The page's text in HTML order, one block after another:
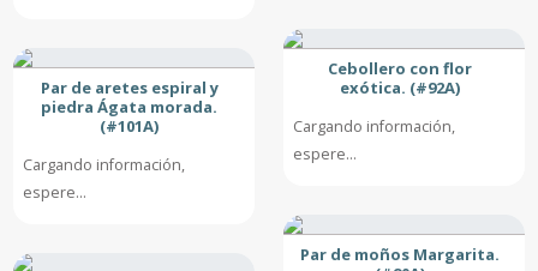
Par de aretes espiral y
piedra Ágata morada.
(#101A)
Cargando información,
espere...
Cebollero con flor
exótica. (#92A)
Cargando información,
espere...
Par de moños Margarita.